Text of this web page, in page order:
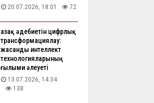
20.07.2026, 18:01 72
Қазақ әдебиетін цифрлық
трансформациялау:
жасанды интеллект
технологияларының
ғылыми әлеуеті
13.07.2026, 14:34
138